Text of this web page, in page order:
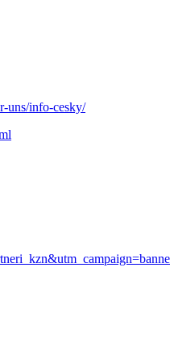
uns/info-cesky/